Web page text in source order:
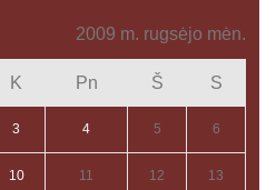
2009 m. rugsėjo mėn.
K Pn Š S
3 4 5 6
10 11 12 13